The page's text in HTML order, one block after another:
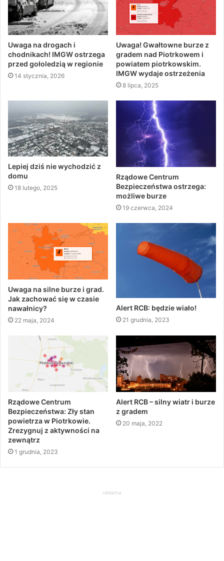
Uwaga na drogach i
chodnikach! IMGW ostrzega
przed gołoledzią w regionie
14 stycznia, 2026
Uwaga! Gwałtowne burze z
gradem nad Piotrkowem i
powiatem piotrkowskim.
IMGW wydaje ostrzeżenia
8 lipca, 2025
Lepiej dziś nie wychodzić z
domu
18 lutego, 2025
Rządowe Centrum
Bezpieczeństwa ostrzega:
możliwe burze
19 czerwca, 2024
Uwaga na silne burze i grad.
Jak zachować się w czasie
nawałnicy?
22 maja, 2024
Alert RCB: będzie wiało!
21 grudnia, 2023
Rządowe Centrum
Bezpieczeństwa: Zły stan
powietrza w Piotrkowie.
Zrezygnuj z aktywności na
zewnątrz
1 grudnia, 2023
Alert RCB – silny wiatr i burze
z gradem
20 maja, 2022
reklama